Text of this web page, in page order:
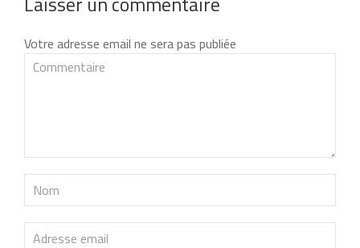
Votre adresse email ne sera pas publiée